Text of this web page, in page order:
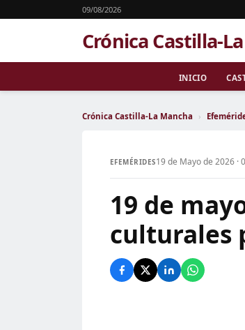
09/08/2026
Crónica Castilla-
INICIO
Crónica Castilla-La Mancha ›
EFEMÉRIDES19 de Mayo de 2026 ·
19 de
culturales